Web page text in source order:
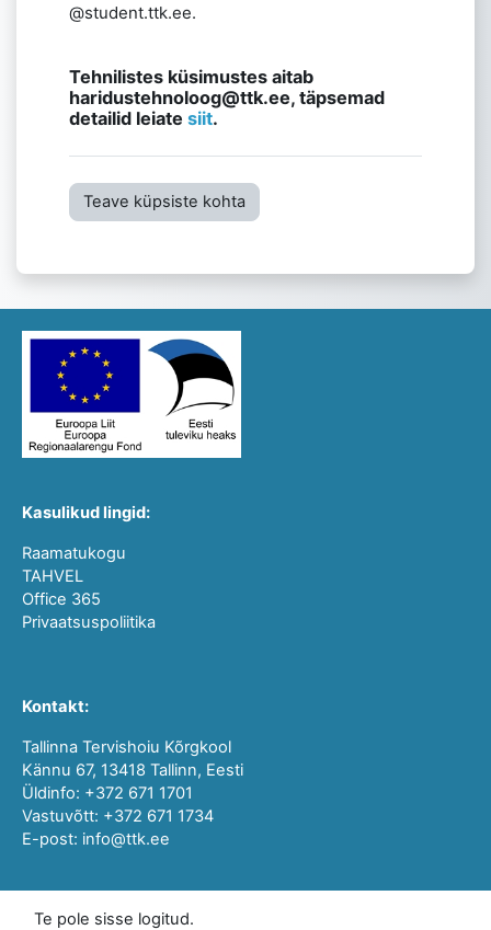
@student.ttk.ee.
Tehnilistes küsimustes aitab
haridustehnoloog@ttk.ee, täpsemad
detailid leiate siit.
Teave küpsiste kohta
Kasulikud lingid:
Raamatukogu
TAHVEL
Office 365
Privaatsuspoliitika
Kontakt:
Tallinna Tervishoiu Kõrgkool
Kännu 67, 13418 Tallinn, Eesti
Üldinfo: +372 671 1701
Vastuvõtt: +372 671 1734
E-post: info@ttk.ee
Te pole sisse logitud.